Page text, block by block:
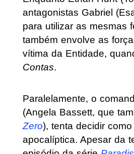
antagonistas Gabriel
para utilizar as mesmas
também envolve as
vítima da Entidade,
Contas.
Paralelamente, o
(Angela Bassett, que
Zero), tenta decidir
apocalíptica. Apesar da